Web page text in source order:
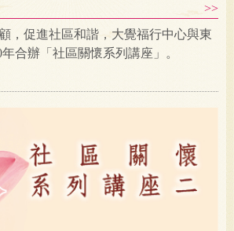
，促進社區和諧，大覺福行中心與東
合辦「社區關懷系列講座」。